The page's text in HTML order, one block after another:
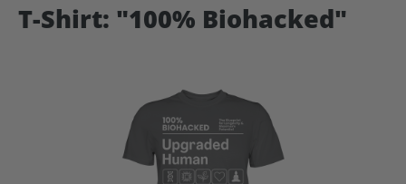
T-Shirt: "100% Biohacked"